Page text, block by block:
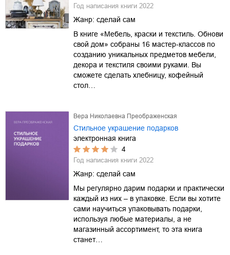
Год написания книги 2022
Жанр: сделай сам
В книге «Мебель, краски и текстиль. Обнови
свой дом» собраны 16 мастер-классов по
созданию уникальных предметов мебели,
декора и текстиля своими руками. Вы
сможете сделать хлебницу, кофейный
стол…
Вера Николаевна Преображенская
Стильное украшение подарков
электронная книга
4
Год написания книги 2022
Жанр: сделай сам
Мы регулярно дарим подарки и практически
каждый из них – в упаковке. Если вы хотите
сами научиться упаковывать подарки,
используя любые материалы, а не
магазинный ассортимент, то эта книга
станет…